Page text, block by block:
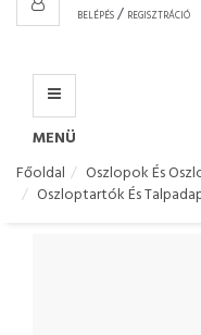
BELÉPÉS/ REGISZTRÁCIÓ
MENÜ
Főoldal
Oszlopok És
Oszloptartók És